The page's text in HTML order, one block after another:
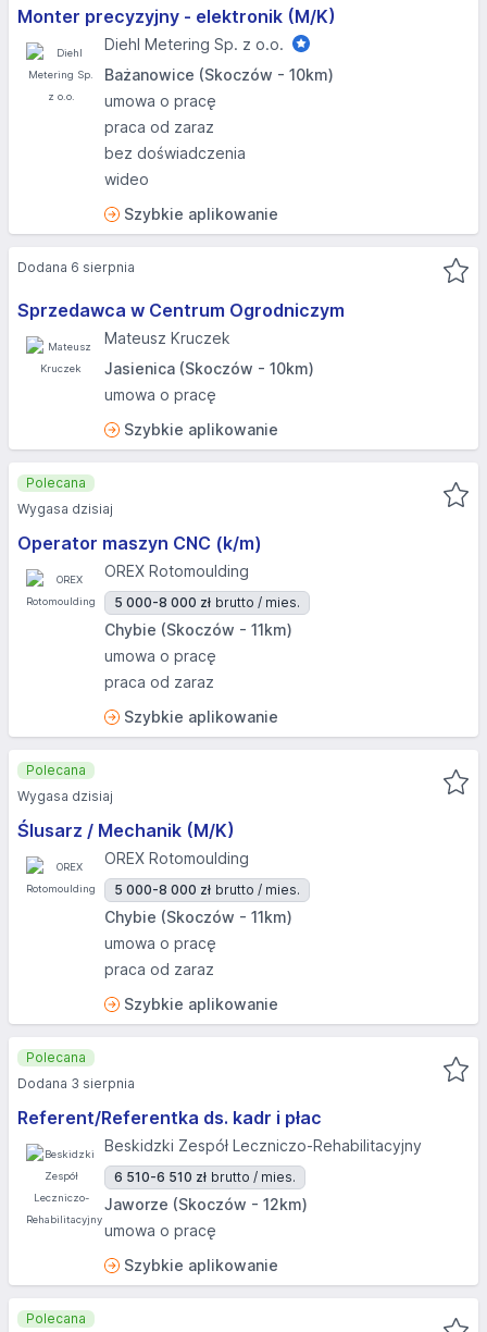
Monter precyzyjny - elektronik (M/K)
Diehl Metering Sp. z o.o.
Bażanowice (Skoczów - 10km)
umowa o pracę
praca od zaraz
bez doświadczenia
wideo
Szybkie aplikowanie
Sprzedawca w Centrum Ogrodniczym
Mateusz Kruczek
Jasienica (Skoczów - 10km)
umowa o pracę
Szybkie aplikowanie
Dodana 6 sierpnia
Operator maszyn CNC (k/m)
OREX Rotomoulding
5 000-8 000 zł brutto / mies.
Chybie (Skoczów - 11km)
umowa o pracę
praca od zaraz
Szybkie aplikowanie
Polecana
Wygasa dzisiaj
Ślusarz / Mechanik (M/K)
OREX Rotomoulding
5 000-8 000 zł brutto / mies.
Chybie (Skoczów - 11km)
umowa o pracę
praca od zaraz
Szybkie aplikowanie
Polecana
Wygasa dzisiaj
Referent/Referentka ds. kadr i płac
Beskidzki Zespół Leczniczo-Rehabilitacyjny
6 510-6 510 zł brutto / mies.
Jaworze (Skoczów - 12km)
umowa o pracę
Szybkie aplikowanie
Polecana
Dodana 3 sierpnia
Polecana